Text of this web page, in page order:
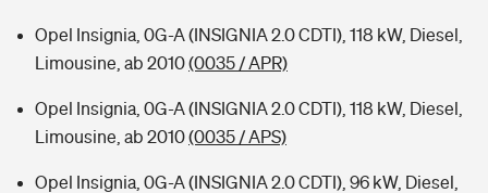
Opel Insignia, 0G-A (INSIGNIA 2.0 CDTI), 118 kW, Diesel,
Limousine, ab 2010(0035 / APR)
Opel Insignia, 0G-A (INSIGNIA 2.0 CDTI), 118 kW, Diesel,
Limousine, ab 2010(0035 / APS)
Opel Insignia, 0G-A (INSIGNIA 2.0 CDTI), 96 kW, Diesel,